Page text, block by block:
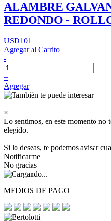
ALAMBRE
REDONDO -
USD101
Agregar al Carrito
-
+
Agregar
×
Lo sentimos, en este momento no
elegido.
Si lo deseas, te podemos avisar
Notificarme
No gracias
MEDIOS DE PAGO